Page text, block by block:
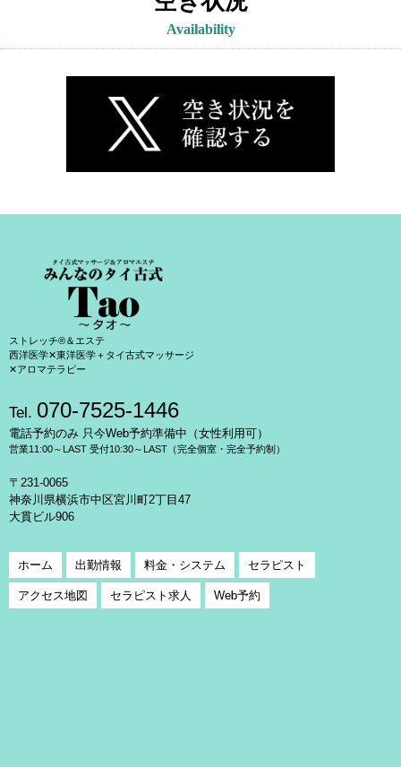
Availability
ストレッチ®＆エステ
西洋医学✕東洋医学＋タイ古式マッサージ
✕アロマテラピー
Tel. 070-7525-1446
電話予約のみ 只今Web予約準備中（女性利用可）
営業11:00～LAST 受付10:30～LAST（完全個室・完全予約制）
〒231-0065
神奈川県横浜市中区宮川町2丁目47
大貫ビル906
ホーム 出勤情報 料金・システム セラピスト
アクセス地図 セラピスト求人 Web予約